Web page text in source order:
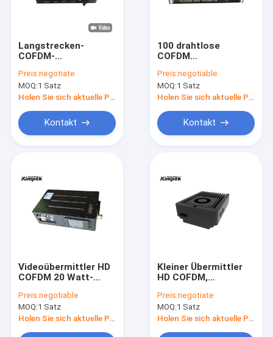
Kontakt mit uns
Neuigkeiten
Drohne VTX
FPV-Videoübermittler
Analoger Videoübermittler
IP Mesh Radio
COFDM-Videoübermittler
Langstrecken-
COFDM-
Fahrzeug drahtloser
Handelsübermittler 5
Watt-Mobile
Preis:negotiate
MOQ:1 Satz
Holen Sie sich aktuelle Preis
Kontakt
100 drahtlose
COFDM
hohe Leistung des
Watt-schroff für
Langstrecken
Preis:negotiable
MOQ:1 Satz
Holen Sie sich aktuelle Preis
Kontakt
Videoübermittler HD
COFDM 20 Watt-
Verschlüsselung AES
128
Preis:negotiable
MOQ:1 Satz
Holen Sie sich aktuelle Preis
Kleiner Übermittler
HD COFDM,
Absender 1080P 500
Meter NLOS
versteckte Manpack
Preis:negotiate
MOQ:1 Satz
Holen Sie sich aktuelle Preis